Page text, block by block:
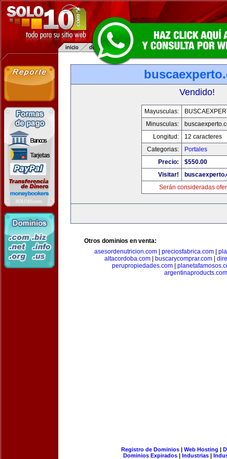
Vendido!
Mayusculas:
Minusculas:
Longitud:
12 caracteres
Categorias:
Portales
Precio:
$550.00
Visitar!
Serán consideradas
Otros dominios en venta:
asesordenutricion.com
preciosfabrica.com
altacordoba.com
buscarycomprar.com
perupropiedades.com
argentinaproducts.com
Registro de Dominios| Web Hosting |
Dominios Expirados | Industrias |